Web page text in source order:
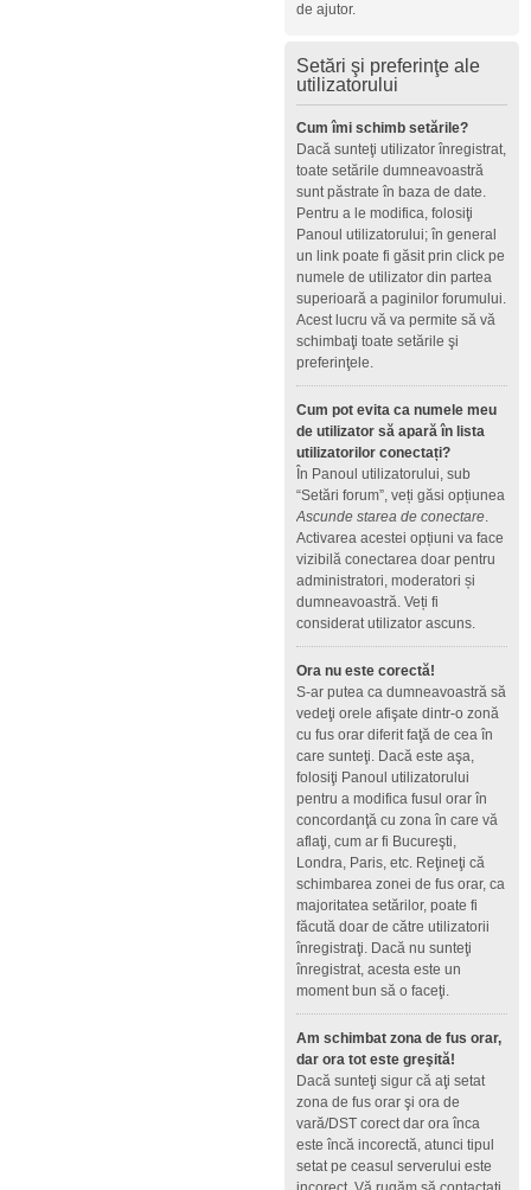
de ajutor.
Setări şi preferinţe ale
utilizatorului
Cum îmi schimb setările?
Dacă sunteţi utilizator înregistrat,
toate setările dumneavoastră
sunt păstrate în baza de date.
Pentru a le modifica, folosiţi
Panoul utilizatorului; în general
un link poate fi găsit prin click pe
numele de utilizator din partea
superioară a paginilor forumului.
Acest lucru vă va permite să vă
schimbaţi toate setările şi
preferinţele.
Cum pot evita ca numele meu
de utilizator să apară în lista
utilizatorilor conectați?
În Panoul utilizatorului, sub
“Setări forum”, veți găsi opțiunea
Ascunde starea de conectare.
Activarea acestei opțiuni va face
vizibilă conectarea doar pentru
administratori, moderatori și
dumneavoastră. Veți fi
considerat utilizator ascuns.
Ora nu este corectă!
S-ar putea ca dumneavoastră să
vedeţi orele afişate dintr-o zonă
cu fus orar diferit faţă de cea în
care sunteţi. Dacă este aşa,
folosiţi Panoul utilizatorului
pentru a modifica fusul orar în
concordanţă cu zona în care vă
aflaţi, cum ar fi Bucureşti,
Londra, Paris, etc. Reţineţi că
schimbarea zonei de fus orar, ca
majoritatea setărilor, poate fi
făcută doar de către utilizatorii
înregistraţi. Dacă nu sunteţi
înregistrat, acesta este un
moment bun să o faceţi.
Am schimbat zona de fus orar,
dar ora tot este greşită!
Dacă sunteţi sigur că aţi setat
zona de fus orar şi ora de
vară/DST corect dar ora înca
este încă incorectă, atunci tipul
setat pe ceasul serverului este